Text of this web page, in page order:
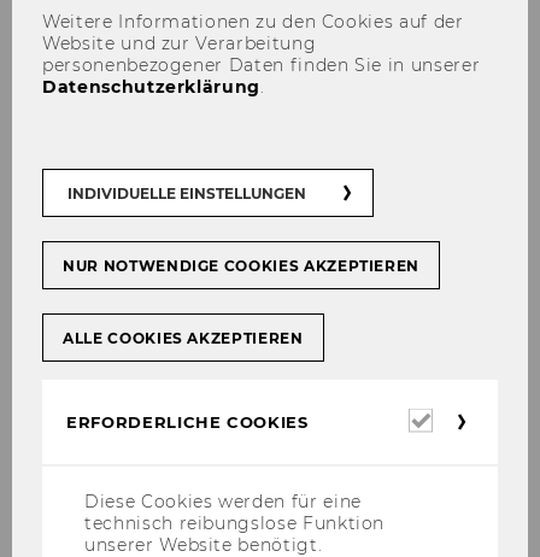
Andreas Havelka
Weitere Informationen zu den Cookies auf der
Website und zur Verarbeitung
personenbezogener Daten finden Sie in unserer
Datenschutzerklärung
INDIVIDUELLE EINSTELLUNGEN
NUR NOTWENDIGE COOKIES AKZEPTIEREN
ALLE COOKIES AKZEPTIEREN
ERFORDERLICHE COOKIES
Diese Cookies werden für eine
technisch reibungslose Funktion
unserer Website benötigt.